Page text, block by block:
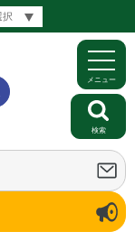
メニュー
検索